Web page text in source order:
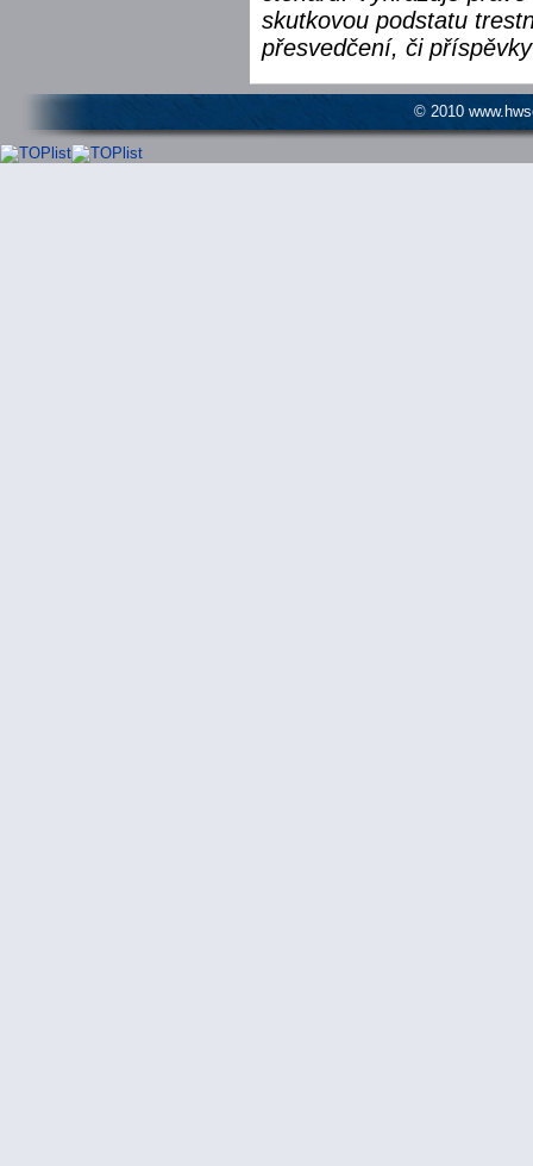
skutkovou podstatu
přesvedčení, či
© 2010